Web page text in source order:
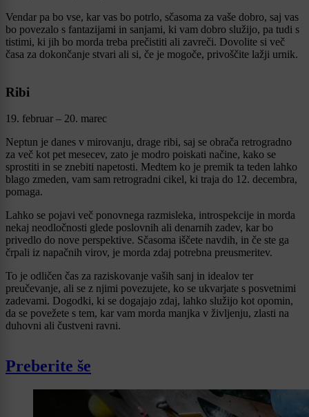
Vendar pa bo vse, kar vas bo potrlo, sčasoma za vaše dobro, saj vas
bo povezalo s fantazijami in sanjami, ki vam dobro služijo, pa tudi s
tistimi, ki jih bo morda treba prečistiti ali zavreči. Dovolite si več
časa za dokončanje stvari ali si, če je mogoče, privoščite lažji urnik.
Ribi
19. februar – 20. marec
Neptun je danes v mirovanju, drage ribi, saj se obrača retrogradno
za več kot pet mesecev, zato je modro poiskati načine, kako se
sprostiti in se znebiti napetosti. Medtem ko je premik ta teden lahko
blago zmeden, vam sam retrogradni cikel, ki traja do 12. decembra,
pomaga.
Lahko se pojavi več ponovnega razmisleka, introspekcije in morda
nekaj neodločnosti glede poslovnih ali denarnih zadev, kar bo
privedlo do nove perspektive. Sčasoma iščete navdih, in če ste ga
črpali iz napačnih virov, je morda zdaj potrebna preusmeritev.
To je odličen čas za raziskovanje vaših sanj in idealov ter
preučevanje, ali se z njimi povezujete, ko se ukvarjate s posvetnimi
zadevami. Dogodki, ki se dogajajo zdaj, lahko služijo kot opomin,
da se povežete s tem, kar vam morda manjka v življenju, zlasti na
duhovni ali čustveni ravni.
Preberite še